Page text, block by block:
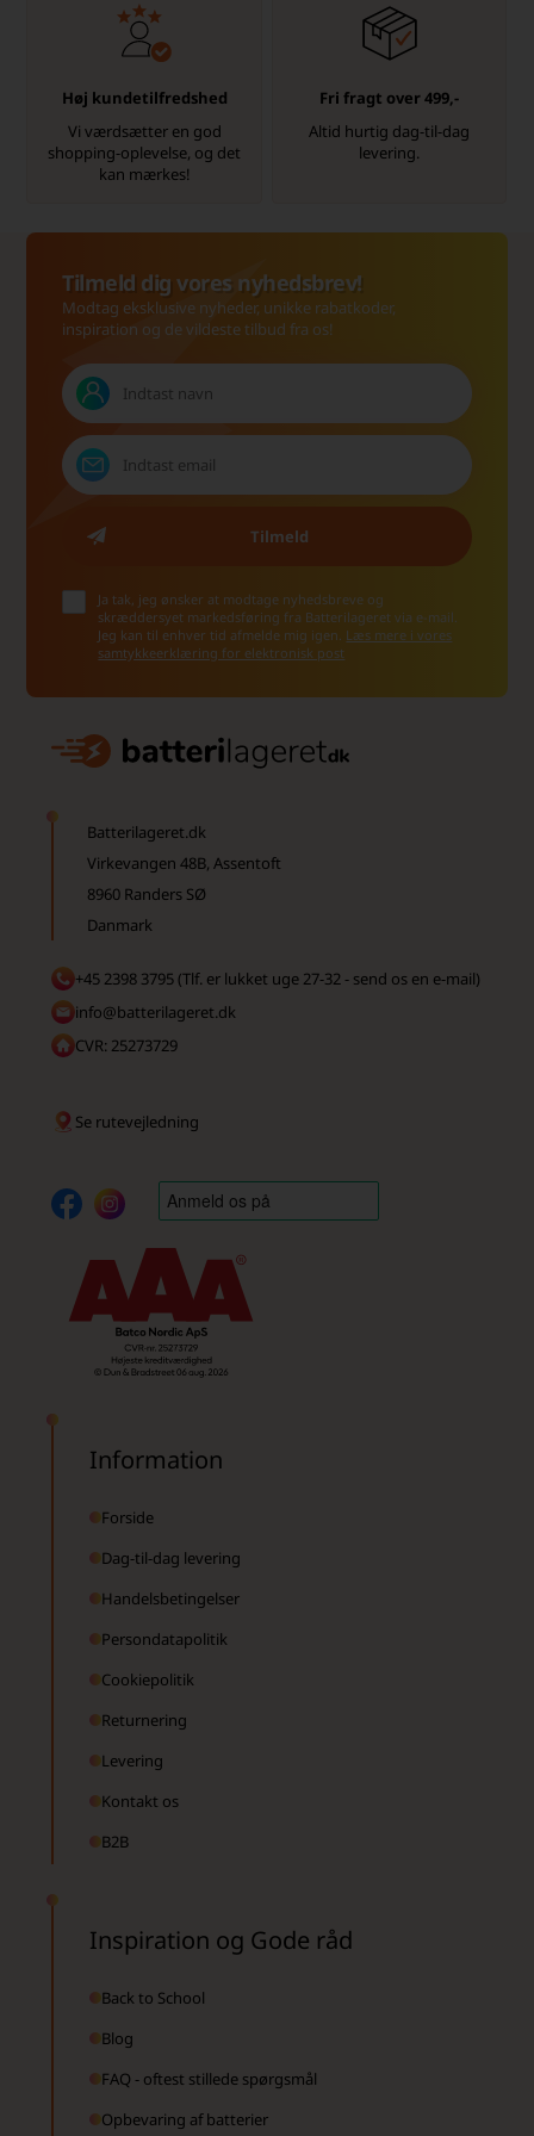
Høj kundetilfredshed
Vi værdsætter en god
shopping-oplevelse, og det
kan mærkes!
Fri fragt over 499,-
Altid hurtig dag-til-dag
levering.
Tilmeld dig vores nyhedsbrev!
Modtag eksklusive nyheder, unikke rabatkoder,
inspiration og de vildeste tilbud fra os!
Ja tak, jeg ønsker at modtage nyhedsbreve og
skræddersyet markedsføring fra Batterilageret via e-mail.
Jeg kan til enhver tid afmelde mig igen. Læs mere i vores
samtykkeerklæring for elektronisk post
Batterilageret.dk
Virkevangen 48B, Assentoft
8960 Randers SØ
Danmark
+45 2398 3795 (Tlf. er lukket uge 27-32 - send os en e-mail)
info@batterilageret.dk
CVR: 25273729
Se rutevejledning
Information
Forside
Dag-til-dag levering
Handelsbetingelser
Persondatapolitik
Cookiepolitik
Returnering
Levering
Kontakt os
B2B
Inspiration og Gode råd
Back to School
Blog
FAQ - oftest stillede spørgsmål
Opbevaring af batterier